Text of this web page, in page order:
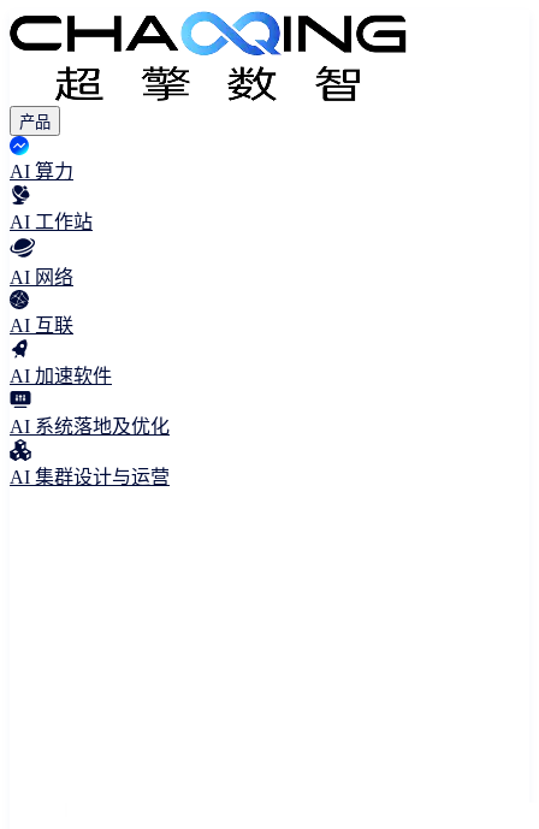
产品
AI 算力
AI 工作站
AI 网络
AI 互联
AI 加速软件
AI 系统落地及优化
AI 集群设计与运营